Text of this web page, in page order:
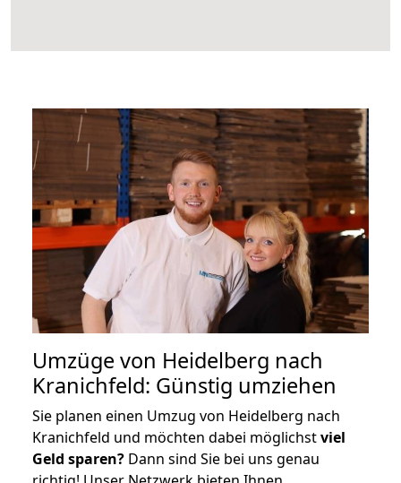
Umzüge von Heidelberg nach
Kranichfeld: Günstig umziehen
Sie planen einen Umzug von Heidelberg nach
Kranichfeld und möchten dabei möglichstviel
Geld sparen? Dann sind Sie bei uns genau